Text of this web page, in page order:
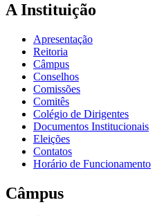
A Instituição
Apresentação
Reitoria
Câmpus
Conselhos
Comissões
Comitês
Colégio de Dirigentes
Documentos Institucionais
Eleições
Contatos
Horário de Funcionamento
Câmpus